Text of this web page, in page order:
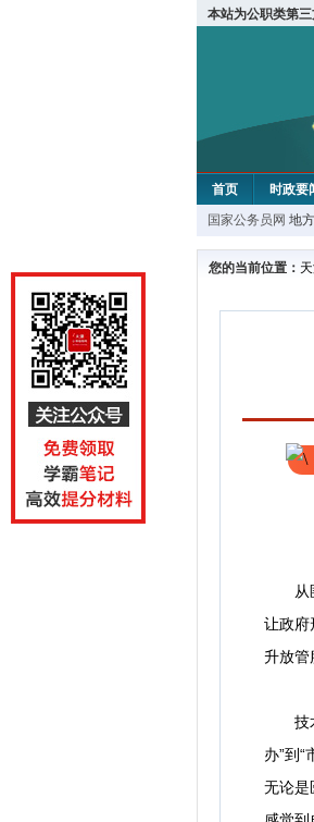
本站为公职类第
首页 时政要
教材中心
国家公务员网 地
您的当前位置：
从匪
让政府
升放管
技术
办”到
无论是